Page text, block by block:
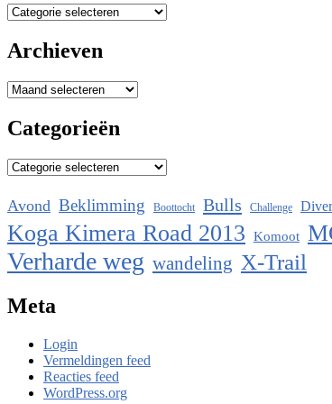
Categorieën
Archieven
Archieven
Categorieën
Categorieën
Avond Beklimming Boottocht Bulls Challenge
Koga Kimera Road 2013 Komoot
Verharde weg wandeling X-Trail
Meta
Login
Vermeldingen feed
Reacties feed
WordPress.org